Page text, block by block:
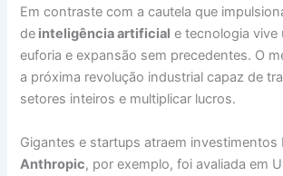
Em contraste com a cautela que
de inteligência artificial e tecnologia vive
euforia e expansão sem precedentes. O
a próxima revolução industrial capaz de
setores inteiros e multiplicar lucros.
Gigantes e startups atraem investimentos
Anthropic, por exemplo, foi avaliada em